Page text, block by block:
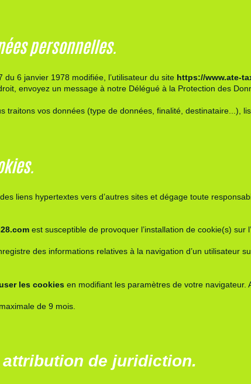
personnelles.
du 6 janvier 1978 modifiée, l’utilisateur du site https://www.ate-
envoyez un message à notre Délégué à la Protection des
traitons vos données (type de données, finalité, destinataire...),
liens hypertextes vers d’autres sites et dégage toute
est susceptible de provoquer l’installation de cookie(s) sur
des informations relatives à la navigation d’un utilisateur
les cookiesen modifiant les paramètres de votre navigateur.
de 9 mois.
de juridiction.